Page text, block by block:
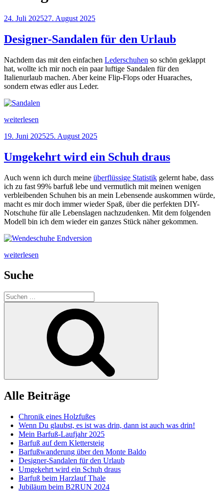
Veröffentlicht
24. Juli 202527. August 2025
Designer-Sandalen für den Urlaub
Nachdem das mit den einfachen Lederschuhen so schön geklappt
hat, wollte ich mir noch ein paar luftige Sandalen für den
Italienurlaub machen. Aber keine Flip-Flops oder Huaraches,
sondern etwas edler aus Leder.
„Designer-
für
Urlaub“
weiterlesen
Veröffentlicht
19. Juni 202525. August 2025
Umgekehrt wird ein Schuh draus
Auch wenn ich durch meine überflüssige Statistik gelernt habe, dass
ich zu fast 99% barfuß lebe und vermutlich mit meinen wenigen
verbleibenden Schuhen bis an mein Lebensende auskommen würde,
macht es mir doch immer wieder Spaß, über die perfekten DIY-
Notschuhe für alle Lebenslagen nachzudenken. Mit dem folgenden
Modell bin ich dem wieder ein ganzes Stück näher gekommen.
„Umgekehrt
ein
Schuh
weiterlesen
Suche
Suchen
nach:
Alle Beiträge
Chronik eines Holzfußes
Wenn Du glaubst, es ist was drin, dann ist auch was drin!
Mein Barfuß-Laufjahr 2025
Barfuß auf dem Klettersteig
Barfußwanderung über den Monte Baldo
Designer-Sandalen für den Urlaub
Umgekehrt wird ein Schuh draus
Barfuß beim Harzlauf Thale
Jubiläum beim B2RUN 2024